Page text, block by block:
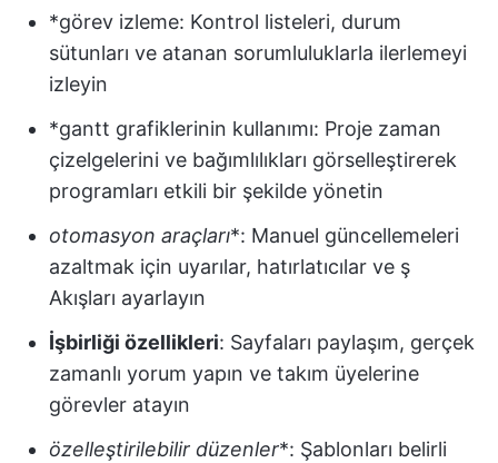
*görev izleme: Kontrol listeleri, durum
sütunları ve atanan sorumluluklarla ilerlemeyi
izleyin
*gantt grafiklerinin kullanımı: Proje zaman
çizelgelerini ve bağımlılıkları görselleştirerek
programları etkili bir şekilde yönetin
otomasyon araçları*: Manuel güncellemeleri
azaltmak için uyarılar, hatırlatıcılar ve ş
Akışları ayarlayın
İşbirliği özellikleri: Sayfaları paylaşım, gerçek
zamanlı yorum yapın ve takım üyelerine
görevler atayın
özelleştirilebilir düzenler*: Şablonları belirli